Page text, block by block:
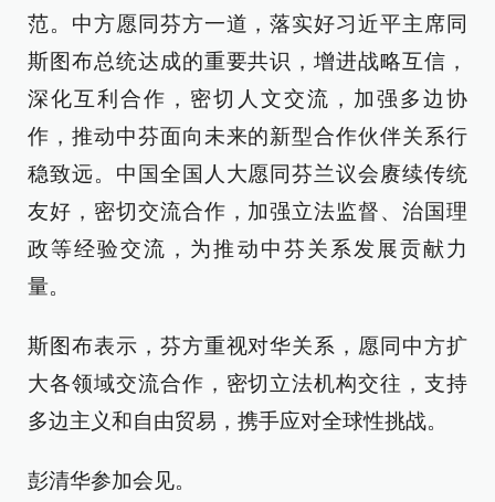
范。中方愿同芬方一道，落实好习近平主席同
斯图布总统达成的重要共识，增进战略互信，
深化互利合作，密切人文交流，加强多边协
作，推动中芬面向未来的新型合作伙伴关系行
稳致远。中国全国人大愿同芬兰议会赓续传统
友好，密切交流合作，加强立法监督、治国理
政等经验交流，为推动中芬关系发展贡献力
量。
斯图布表示，芬方重视对华关系，愿同中方扩
大各领域交流合作，密切立法机构交往，支持
多边主义和自由贸易，携手应对全球性挑战。
彭清华参加会见。